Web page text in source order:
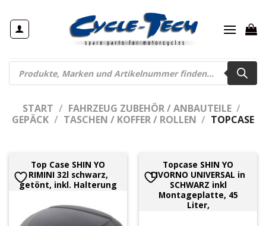
Inhalt
springen
Products
search
START / FAHRZEUG ZUBEHÖR / ANBAUTEILE /
GEPÄCK / TASCHEN / KOFFER / ROLLEN / TOPCASE
Top Case SHIN YO
RIMINI 32l schwarz,
getönt, inkl. Halterung
Topcase SHIN YO
LIVORNO UNIVERSAL in
SCHWARZ inkl
Montageplatte, 45
Liter,